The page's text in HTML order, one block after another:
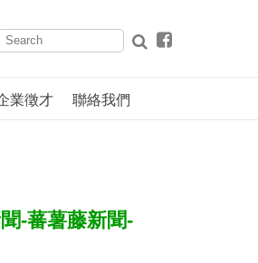
業徵才 聯絡我們
-蕃薯藤新聞-